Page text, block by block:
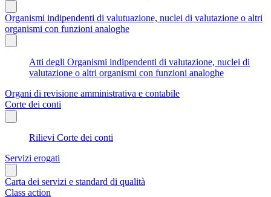
Organismi indipendenti di valutuazione, nuclei di valutazione o altri
organismi con funzioni analoghe
Atti degli Organismi indipendenti di valutazione, nuclei di
valutazione o altri organismi con funzioni analoghe
Organi di revisione amministrativa e contabile
Corte dei conti
Rilievi Corte dei conti
Servizi erogati
Carta dei servizi e standard di qualità
Class action